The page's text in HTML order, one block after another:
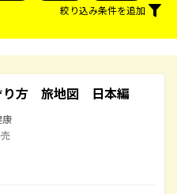
絞り込み条件を追加
り方 旅地図 日本編
康